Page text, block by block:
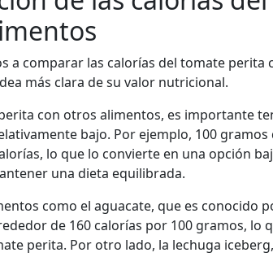
a comparar las calorías del tomate
más clara de su valor nutricional.
con otros alimentos, es importante
bajo. Por ejemplo, 100
lo que lo convierte en una opción
una dieta equilibrada.
como el aguacate, que es conocido
de 160 calorías por 100 gramos, lo
perita. Por otro lado, la lechuga